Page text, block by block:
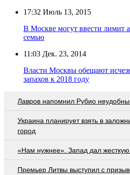
17:32 Июль 13, 2015
В Москве могут ввести лимит
семью
11:03 Дек. 23, 2014
Власти Москвы обещают
запахов к 2018 году
Лавров напомнил Рубио
Украина планирует взять в
город
«Нам нужнее». Запад дал
Премьер Литвы выступил с